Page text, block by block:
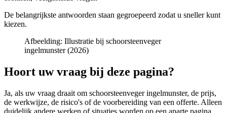
De belangrijkste antwoorden staan gegroepeerd zodat u sneller kunt
kiezen.
Afbeelding: Illustratie bij schoorsteenveger
ingelmunster (2026)
Hoort uw vraag bij deze pagina?
Ja, als uw vraag draait om schoorsteenveger ingelmunster, de prijs,
de werkwijze, de risico's of de voorbereiding van een offerte. Alleen